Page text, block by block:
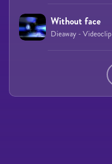
Without face
Dieaway - Videoclip